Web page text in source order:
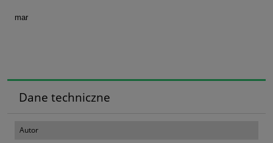
mar
Dane techniczne
Autor